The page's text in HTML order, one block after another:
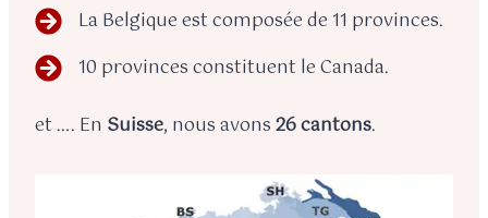
La Belgique est composée de 11 provinces.
10 provinces constituent le Canada.
et …. En Suisse, nous avons26 cantons.